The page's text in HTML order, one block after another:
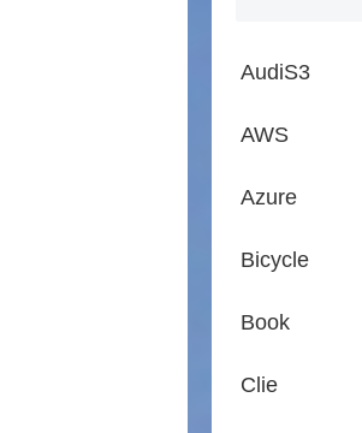
AudiS3
AWS
Azure
Bicycle
Book
Clie